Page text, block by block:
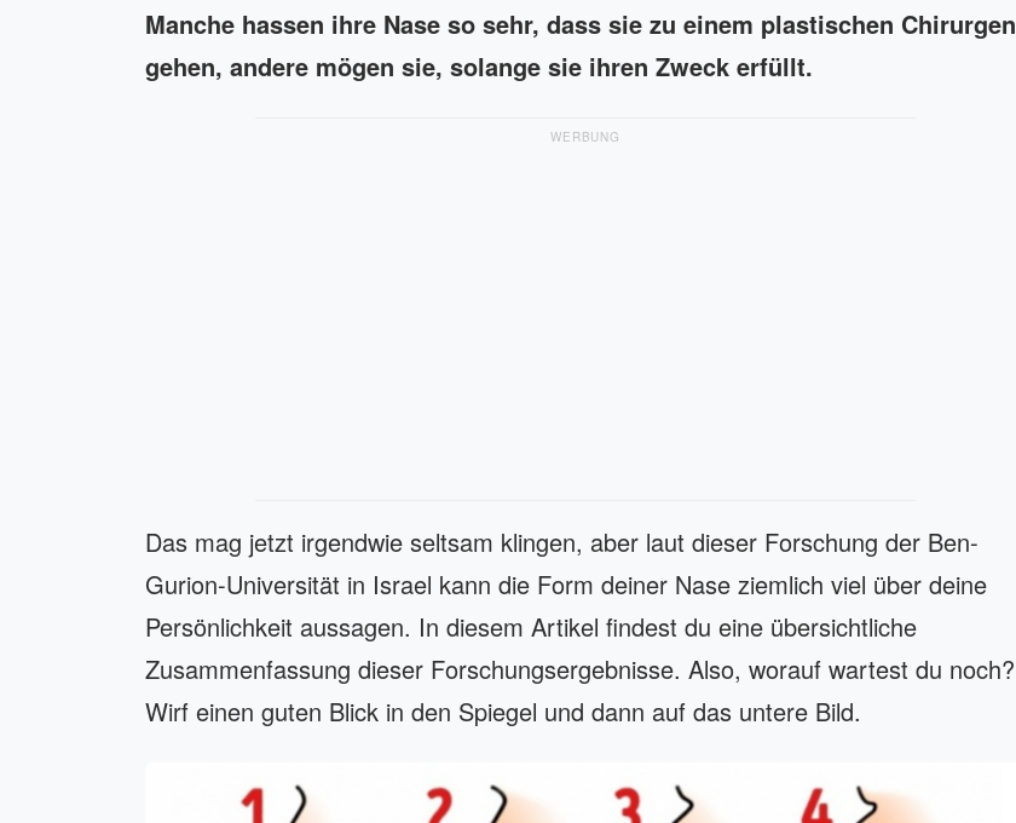
Manche hassen ihre Nase so sehr, dass sie zu einem plastischen Chirurgen
gehen, andere mögen sie, solange sie ihren Zweck erfüllt.
WERBUNG
Das mag jetzt irgendwie seltsam klingen, aber laut dieser Forschung der Ben-
Gurion-Universität in Israel kann die Form deiner Nase ziemlich viel über deine
Persönlichkeit aussagen. In diesem Artikel findest du eine übersichtliche
Zusammenfassung dieser Forschungsergebnisse. Also, worauf wartest du noch?
Wirf einen guten Blick in den Spiegel und dann auf das untere Bild.